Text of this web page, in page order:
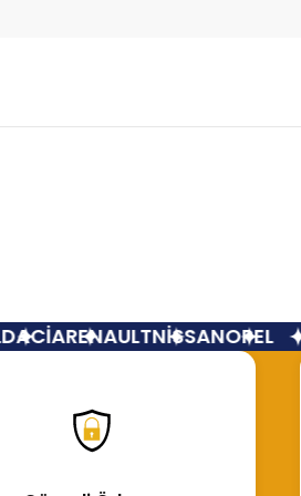
RENAULTNİSSANOPEL